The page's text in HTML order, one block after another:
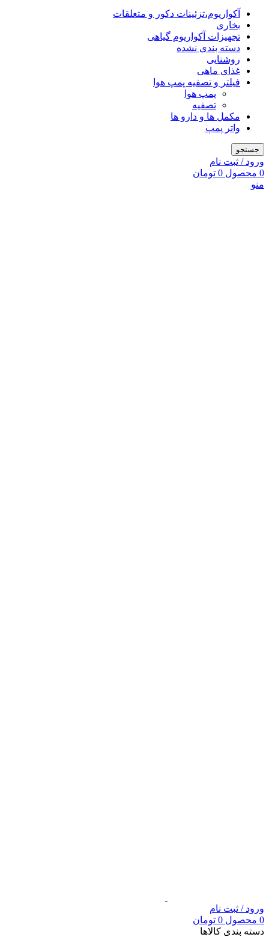
آکواریوم،تزئینات دکور و متعلقات
بخاری
تجهیزات آکواریوم گیاهی
دسته بندی نشده
روشنایی
غذای ماهی
فیلتر و تصفیه پمپ هوا
پمپ هوا
تصفیه
مکمل ها و دارو ها
واتر پمپ
جستجو
ورود / ثبت نام
0 محصول 0 تومان
منو
ورود / ثبت نام
0 محصول 0 تومان
دسته بندی کالاها